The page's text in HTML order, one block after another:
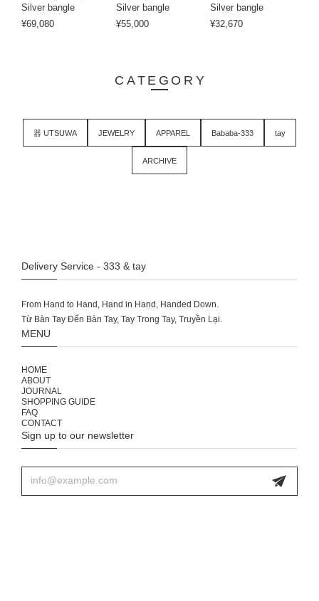
Silver bangle
¥69,080
Silver bangle
¥55,000
Silver bangle
¥32,670
CATEGORY
器 UTSUWA JEWELRY APPAREL Bababa-333 tay
ARCHIVE
Delivery Service - 333 & tay
From Hand to Hand, Hand in Hand, Handed Down.
MENU
HOME
ABOUT
JOURNAL
SHOPPING GUIDE
FAQ
CONTACT
Sign up to our newsletter